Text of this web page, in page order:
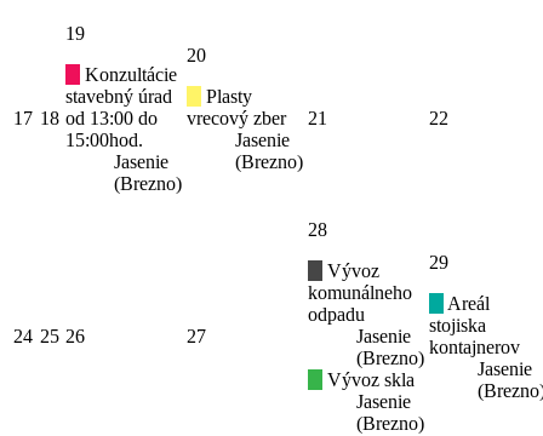
17 18
19
Konzultácie
stavebný úrad
od 13:00 do
15:00hod.
Jasenie
(Brezno)
20
Plasty
vrecový zber
Jasenie
(Brezno)
21 22
24 25 26 27
28
Vývoz
komunálneho
odpadu
Jasenie
(Brezno)
Vývoz skla
Jasenie
(Brezno)
29
Areál
stojiska
kontajnerov
Jasenie